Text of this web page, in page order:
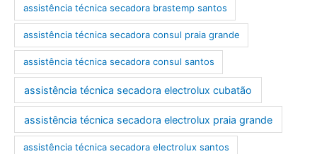
assistência técnica secadora brastemp santos
assistência técnica secadora consul praia grande
assistência técnica secadora consul santos
assistência técnica secadora electrolux cubatão
assistência técnica secadora electrolux praia grande
assistência técnica secadora electrolux santos